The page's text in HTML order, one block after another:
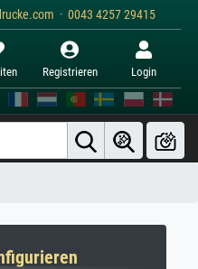
· 0043 4257 29415
Registrieren Login